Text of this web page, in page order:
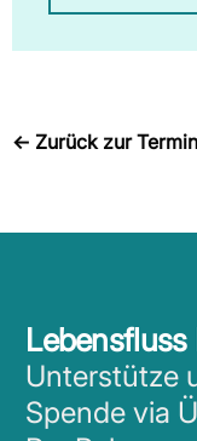
← Zurück zur
Lebensfluss
Unterstütze
Spende via